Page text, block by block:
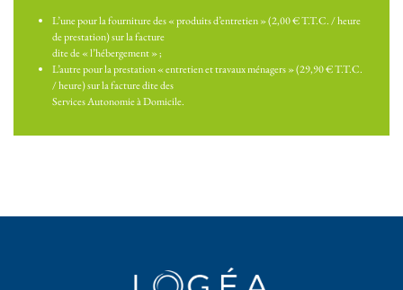
L’une pour la fourniture des « produits d’entretien » (2,00 € T.T.C. / heure
de prestation) sur la facture
dite de « l’hébergement » ;
L’autre pour la prestation « entretien et travaux ménagers » (29,90 € T.T.C.
/ heure) sur la facture dite des
Services Autonomie à Domicile.